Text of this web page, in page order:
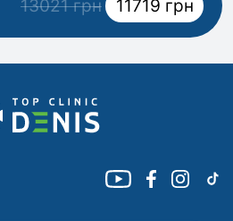
13021 грн 11719 грн